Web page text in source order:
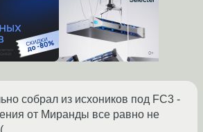
собрал из исхоников под FC3 -
от Миранды все равно не